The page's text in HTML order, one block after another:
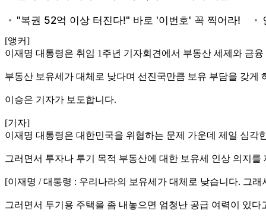
[앵커]
이재명 대통령은 취임 1주년 기자회견에서 부동산 세제와 금
부동산 보유세가 대체로 낮다며 선진국만큼 보유 부담을 갖게
이승은 기자가 보도합니다.
[기자]
이재명 대통령은 대한민국을 위협하는 문제 가운데 제일 심
그러면서 투자나 투기 목적 부동산에 대한 보유세 인상 의지를
[이재명 / 대통령 : 우리나라의 보유세가 대체로 낮습니다. 그
그러면서 투기용 주택을 좀 내놓으면 엄청난 공급 여력이 있다